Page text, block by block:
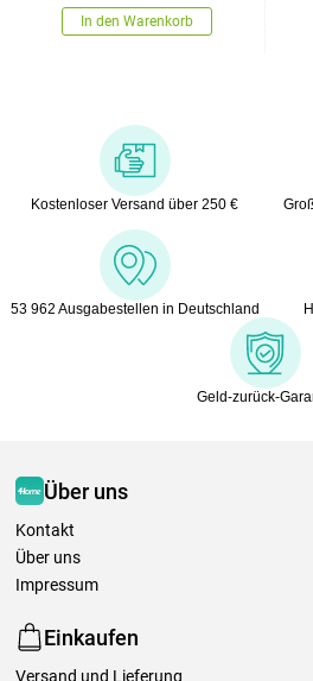
In den Warenkorb
Kostenloser Versand über 250 €
53 962 Ausgabestellen in Deutschland
Geld-zurück-
Über uns
Kontakt
Über uns
Impressum
Einkaufen
Versand und Lieferung